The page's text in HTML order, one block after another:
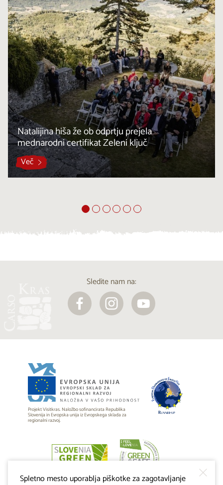
Natalijina hiša že ob odprtju prejela
mednarodni certifikat Zeleni ključ
Več
Sledite nam na:
Projekt Visitkras. Naložbo sofinancirata Republika
Slovenija in Evropska unija iz Evropskega sklada za
regionalni razvoj.
Spletno mesto uporablja piškotke za zagotavljanje